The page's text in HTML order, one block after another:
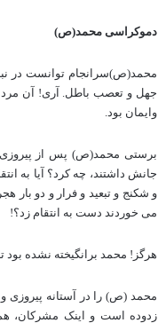
دموکراسی محمد(ص)
محمد(ص)سرانجام توانست در
جهل و تعصب باطل. آری! آن مرد
وایمان بود.
برستی محمد(ص) پس از پیروزی
جانش داشتند، چه کرد؟ آیا به
و شکنج و تبعید و فرار و دو
می خوردند دست به انتقام زد؟!
هرگز! محمد برانگیخته نشده بود
محمد (ص) را در آستانه پیروزی
زدوده است و اینک مشرکان،